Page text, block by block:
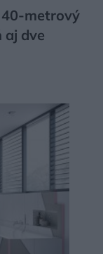
metrový
aj dve